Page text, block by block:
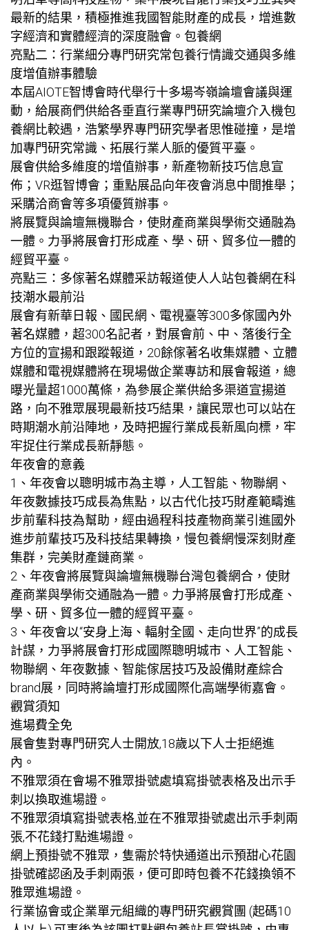
最新的結果，積極推進我國智能財產的成長，增進數
字經濟和實體經濟的深度融會。 包養網
亮點二：行業細分專門研究常包養行情識交通與多維
度增值辦事體驗
本屆AIOTE智博會時代舉行十多場岑嶺論壇會議與運
動，給展商們供給各垂直行業專門研究論壇介入機包
養網比較遇，浩繁學界專門研究學者思惟碰撞，是增
加專門研究常識、拓展行業人脈的優質平臺。
展會供給多維度的增值辦事，新產物新技巧信息宣
佈；VR逛智博會；重點展品向年夜會消息中間推舉；
采購洽商會等多項優質辦事。
將展覽與論壇無機聯合，使財產商業與學術交通融為
一體。力爭將展會打形成產、學、研、貿多位一體的
經貿平臺。
亮點三：多傢著名媒體采訪報道使人人站包養網在科
技潮水最前沿
展會有新華日報、國民網、電視臺等300多傢國內外
著名媒體，超300名記者，對展會前、中、落後行全
方位的宣揚和跟蹤報道，20餘傢著名收集媒體、立體
媒體和電視媒體將在現場做企業專訪和展會報道，總
曝光量超1000萬條，為參展企業供給多渠道宣揚道
路，向不雅眾展現最新技巧結果，讓民眾也可以站在
時期潮水前沿陣地，及時把握行業成長新風向標，牢
牢捉住行業成長新靜態。
年夜會的意義
1、年夜會以聰明城市為主導，人工智能、物聯網、
年夜數據技巧成長為焦點，以古代化技巧財產範疇進
步前輩科技為幫助，經由過程科技產物商業引進國外
進步前輩技巧及科技結果轉換，慢包養網慢深刻財產
集群，完美財產鏈商業。
2、年夜會將展覽與論壇無機聯台灣包養網合，使財
產商業與學術交通融為一體。力爭將展會打形成產、
學、研、貿多位一體的經貿平臺。
3、年夜會以“安身上海、輻射全國、走向世界”的成長
計謀，力爭將展會打形成國際聰明城市、人工智能、
物聯網、年夜數據、智能傢居技巧及設備財產綜合
brand展，同時將論壇打形成國際化高端學術嘉會。
觀賞須知
進場費全免
展會隻對專門研究人士開放,18歲以下人士拒絕進
內。
不雅眾須在會場不雅眾掛號處填寫掛號表格及出示手
刺以換取進場證。
不雅眾須填寫掛號表格,並在不雅眾掛號處出示手刺兩
張,不花錢打點進場證。
網上預掛號不雅眾，隻需於特快通道出示預甜心花園
掛號確認函及手刺兩張，便可即時包養不花錢換領不
雅眾進場證。
行業協會或企業單元組織的專門研究觀賞團 (起碼10